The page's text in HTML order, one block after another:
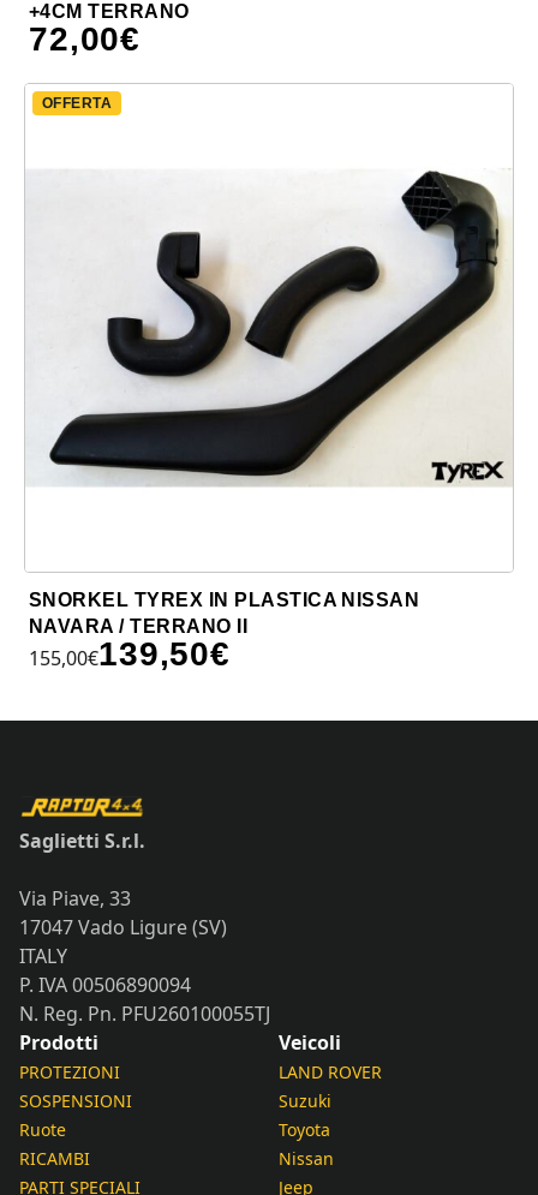
+4CM TERRANO
72,00€
OFFERTA
SNORKEL TYREX IN PLASTICA NISSAN
NAVARA / TERRANO II
155,00€139,50€
Saglietti S.r.l.
Via Piave, 33
17047 Vado Ligure (SV)
ITALY
P. IVA 00506890094
N. Reg. Pn. PFU260100055TJ
Prodotti
PROTEZIONI
SOSPENSIONI
Ruote
RICAMBI
PARTI SPECIALI
Veicoli
LAND ROVER
Suzuki
Toyota
Nissan
Jeep